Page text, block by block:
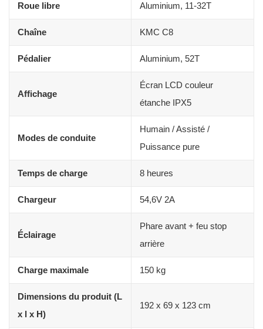
Roue libre Aluminium, 11-32T
Chaîne KMC C8
Pédalier Aluminium, 52T
Affichage
Écran LCD couleur
étanche IPX5
Modes de conduite
Humain / Assisté /
Puissance pure
Temps de charge 8 heures
Chargeur 54,6V 2A
Éclairage
Phare avant + feu stop
arrière
Charge maximale 150 kg
Dimensions du produit (L
x l x H)
192 x 69 x 123 cm